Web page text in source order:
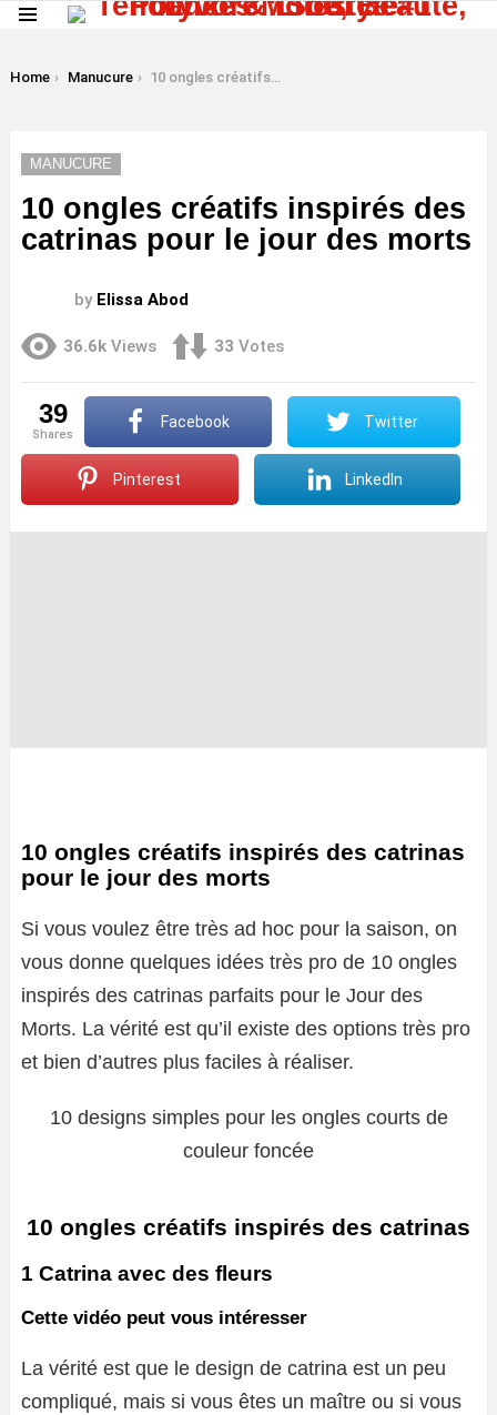
You are here:
Home Manucure 10 ongles créatifs inspirés des catrinas pour le jour des morts
MANUCURE
10 ongles créatifs inspirés des
catrinas pour le jour des morts
by Elissa Abod
36.6k Views 33 Votes
39
shares
Facebook Twitter
Pinterest LinkedIn
10 ongles créatifs inspirés des catrinas
pour le jour des morts
Si vous voulez être très ad hoc pour la saison, on
vous donne quelques idées très pro de 10 ongles
inspirés des catrinas parfaits pour le Jour des
Morts. La vérité est qu’il existe des options très pro
et bien d’autres plus faciles à réaliser.
10 designs simples pour les ongles courts de
couleur foncée
10 ongles créatifs inspirés des catrinas
1 Catrina avec des fleurs
Cette vidéo peut vous intéresser
La vérité est que le design de catrina est un peu
compliqué, mais si vous êtes un maître ou si vous